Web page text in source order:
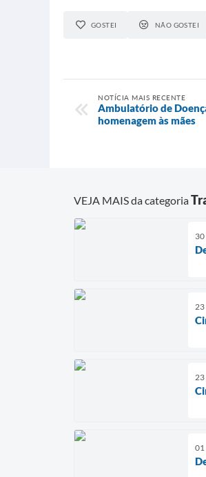
GOSTEI NÃO GOSTEI
NOTÍCIA MAIS RECENTE
Ambulatório de
homenagem às mães
VEJA MAIS da categoria
01